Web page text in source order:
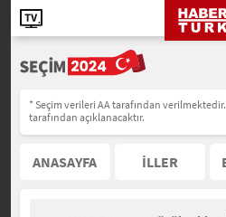
* Seçim verileri AA tarafından
tarafından açıklanacaktır.
ANASAYFA İLLER